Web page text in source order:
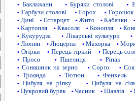
• Баклажани • Буряки столові •
• Гарбузи столові • Горох • Горошок
• Дині • Еспарцет • Жито • Кабачки
•
• Картопля • Квасоля • Конопля •
• Кукурудза • Лікарські культури
•
• Люпин • Люцерна • Махорка •
• Огірки • Перець гіркий • Перець
• Просо • Пшениця • Ріпак
• Соняшник на зерно • Сорго • Соя
• Троянда • Тютюн • Фенхель
• Цибуля на ріпку • Цибуля на
• Цукровий буряк • Часник • Шавлія •